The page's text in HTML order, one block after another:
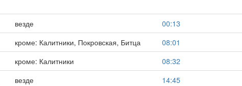
везде
00:13
кроме: Калитники, Покровская, Битца
08:01
кроме: Калитники
08:32
везде
14:45